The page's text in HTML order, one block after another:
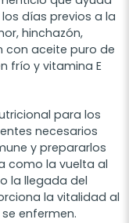
días previos a la
hinchazón,
con aceite puro de
frío y vitamina E
para los
necesarios
y prepararlos
como la vuelta al
la llegada del
la vitalidad al
enfermen.